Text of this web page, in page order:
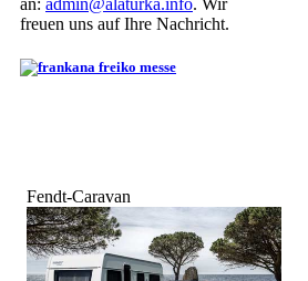
an: admin@alaturka.info. Wir
freuen uns auf Ihre Nachricht.
Fendt-Caravan